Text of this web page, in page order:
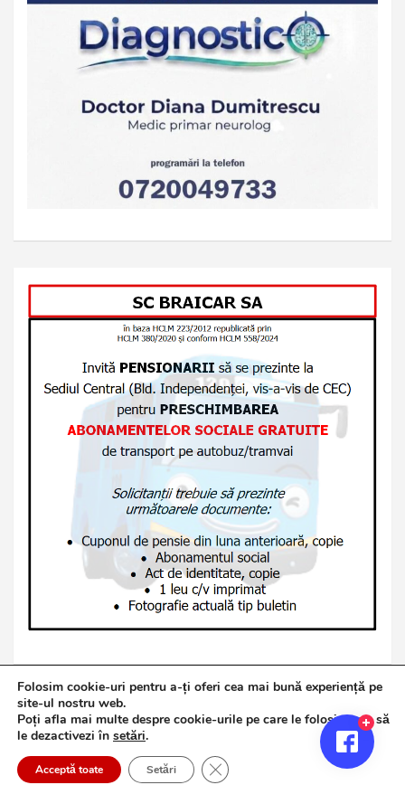
Copyright © 2026Jurnalul de Brăila
Politică de confidențialitate
Theme Horse
Proudly Powered by:WordPress
Folosim cookie-uri pentru a-ți oferi cea mai bună experiență pe
site-ul nostru web.
Poți afla mai multe despre cookie-urile pe care le folosim sau să
le dezactivezi în setări.
Acceptă toate Setări Close GDPR Cookie Banner